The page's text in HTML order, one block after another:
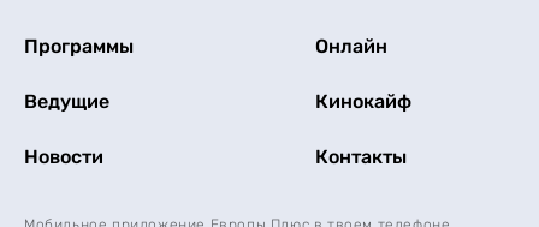
Программы Онлайн
Ведущие Кинокайф
Новости Контакты